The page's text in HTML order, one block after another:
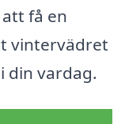
få en
vintervädret
din vardag.